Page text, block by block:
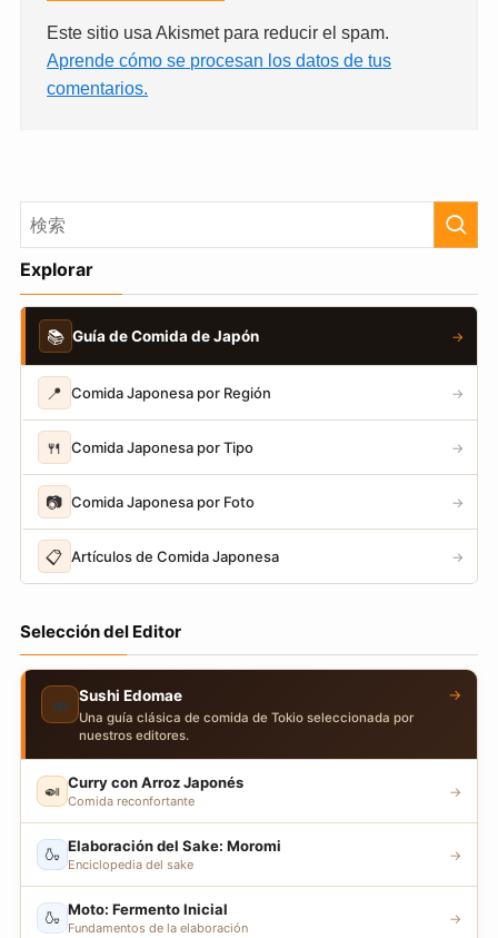
Este sitio usa Akismet para reducir el spam.
Aprende cómo se procesan los datos de tus
comentarios.
Explorar
📚 Guía de Comida de Japón →
📍 Comida Japonesa por Región →
🍴 Comida Japonesa por Tipo →
📷 Comida Japonesa por Foto →
📋 Artículos de Comida Japonesa →
Selección del Editor
🍣 Sushi Edomae
Una guía clásica de comida de Tokio seleccionada por
nuestros editores.
→
🍛 Curry con Arroz Japonés
Comida reconfortante
→
🍶 Elaboración del Sake: Moromi
Enciclopedia del sake
→
🍶 Moto: Fermento Inicial
Fundamentos de la elaboración
→